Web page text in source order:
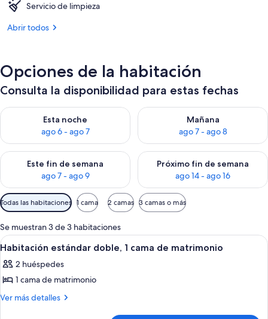
Servicio de limpieza
Abrir todos
Opciones de la habitación
Consulta la disponibilidad para estas fechas
Esta noche
ago 6 - ago 7
Consulta la disponibilidad para esta noche, ago 6 - ago 7
Mañana
ago 7 - ago 8
Consulta la disponibilidad
Este fin de semana
ago 7 - ago 9
Consulta la disponibilidad para este fin de semana, ago 7 -
Próximo fin de semana
ago 14 - ago 16
Consulta la disponibilidad
Filtros
disponibles
para
las
habitaciones
Todas las habitaciones 1 cama 2 camas 3 camas o más
Se muestran 3 de 3 habitaciones
Abrir
todas
las
fotos
de
Una cama bien hecha con sábanas
6
Habitación estándar doble, 1 cama de matrimonio
2 huéspedes
1 cama de matrimonio
Ver más detalles
Más